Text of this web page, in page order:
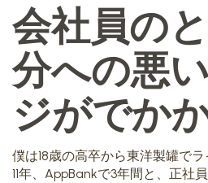
会社員の
分への悪
ジがでか
僕は18歳の高卒から東洋製罐で
11年、AppBankで3年間と、正社